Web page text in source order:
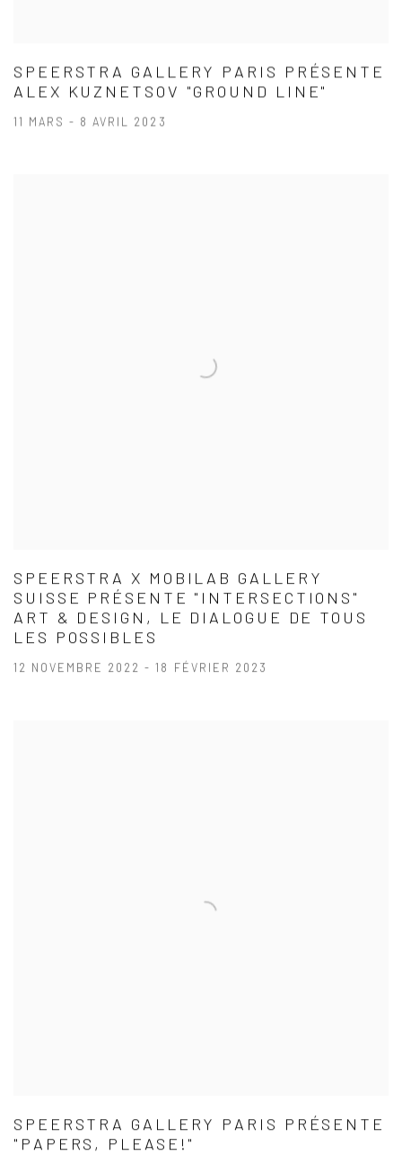
SPEERSTRA GALLERY PARIS PRÉSENTE
ALEX KUZNETSOV "GROUND LINE"
11 MARS - 8 AVRIL 2023
SPEERSTRA X MOBILAB GALLERY
SUISSE PRÉSENTE "INTERSECTIONS"
ART & DESIGN, LE DIALOGUE DE TOUS
LES POSSIBLES
12 NOVEMBRE 2022 - 18 FÉVRIER 2023
SPEERSTRA GALLERY PARIS PRÉSENTE
"PAPERS, PLEASE!"